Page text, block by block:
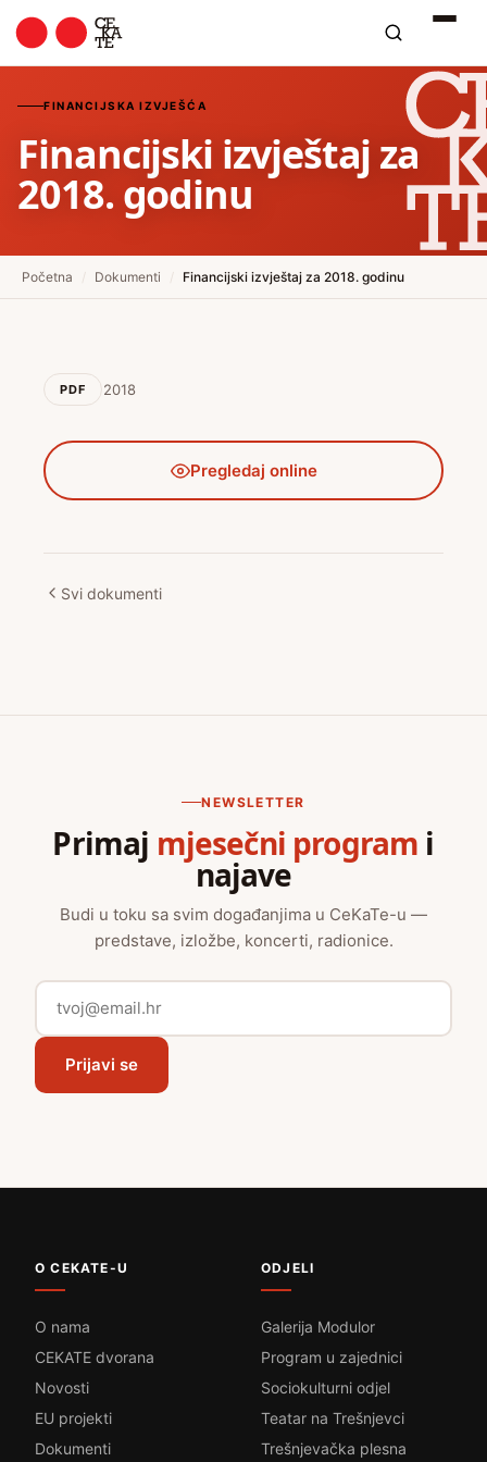
FINANCIJSKA IZVJEŠĆA
Financijski izvještaj za
2018. godinu
Početna Dokumenti Financijski izvještaj za 2018. godinu
PDF 2018
Pregledaj online
Svi dokumenti
NEWSLETTER
Primaj mjesečni program i
najave
Budi u toku sa svim događanjima u CeKaTe-u —
predstave, izložbe, koncerti, radionice.
Prijavi se
O CEKATE-U
O nama
CEKATE dvorana
Novosti
EU projekti
Dokumenti
ODJELI
Galerija Modulor
Program u zajednici
Sociokulturni odjel
Teatar na Trešnjevci
Trešnjevačka plesna